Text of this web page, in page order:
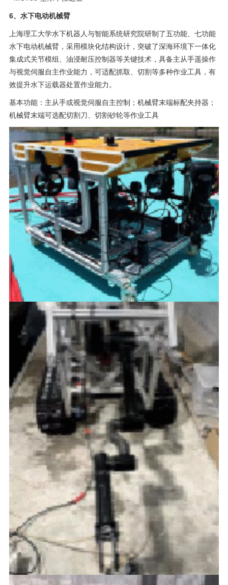
6、水下电动机械臂
上海理工大学水下机器人与智能系统研究院研制了五功能、七功能
水下电动机械臂，采用模块化结构设计，突破了深海环境下一体化
集成式关节模组、油浸耐压控制器等关键技术，具备主从手遥操作
与视觉伺服自主作业能力，可适配抓取、切割等多种作业工具，有
效提升水下运载器处置作业能力。
基本功能：主从手或视觉伺服自主控制；机械臂末端标配夹持器；
机械臂末端可选配切割刀、切割砂轮等作业工具